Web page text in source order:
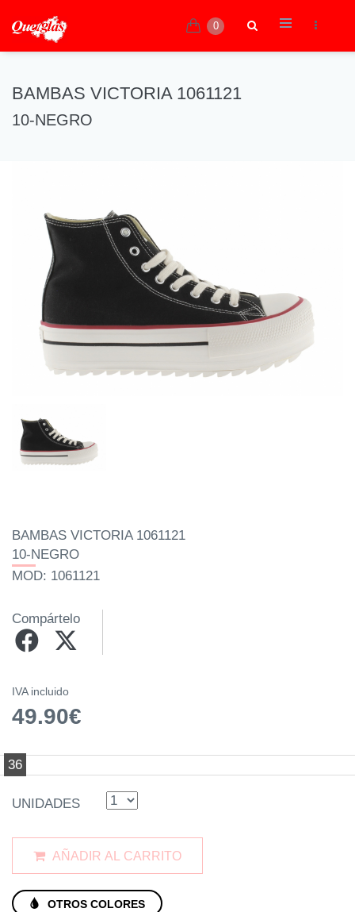
0
BAMBAS VICTORIA 1061121
10-NEGRO
BAMBAS VICTORIA 1061121
10-NEGRO
MOD: 1061121
Compártelo
IVA incluido
49.90€
36
UNIDADES
AÑADIR AL CARRITO
OTROS COLORES